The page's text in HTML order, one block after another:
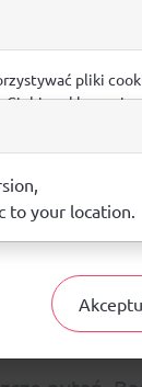
Opinie
żadnej
i
pliki
reklam w
lub przejdź do
wykorzystujemy
to your location.